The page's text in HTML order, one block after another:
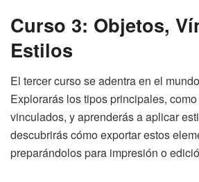
Curso 3: Objetos,
Estilos
El tercer curso se adentra en el
Explorarás los tipos principales,
vinculados, y aprenderás a aplicar
descubrirás cómo exportar estos
preparándolos para impresión o